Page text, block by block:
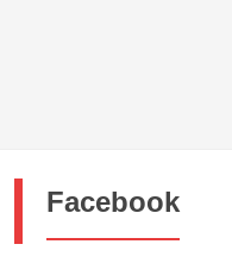
Facebook